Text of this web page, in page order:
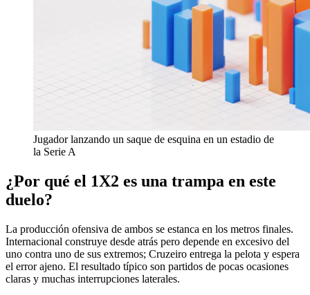
Jugador lanzando un saque de esquina en un estadio de
la Serie A
¿Por qué el 1X2 es una trampa en este
duelo?
La producción ofensiva de ambos se estanca en los metros finales.
Internacional construye desde atrás pero depende en excesivo del
uno contra uno de sus extremos; Cruzeiro entrega la pelota y espera
el error ajeno. El resultado típico son partidos de pocas ocasiones
claras y muchas interrupciones laterales.